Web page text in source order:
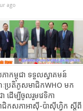
ago
ភាកម្ពុជា ទទួលស្វាគមន៍
ប្រតិភូសមាជិកWHO មក
ា ដើម្បីចូលរួមវេទិកា
ជិកសភាអាស៊ី-ប៉ាស៊ីហ្វិក ស្តីពី